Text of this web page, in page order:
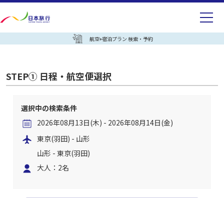
航空+宿泊プラン 検索・予約
STEP① 日程・航空便選択
選択中の検索条件
2026年08月13日(木) - 2026年08月14日(金)
東京(羽田) - 山形
山形 - 東京(羽田)
大人：2名